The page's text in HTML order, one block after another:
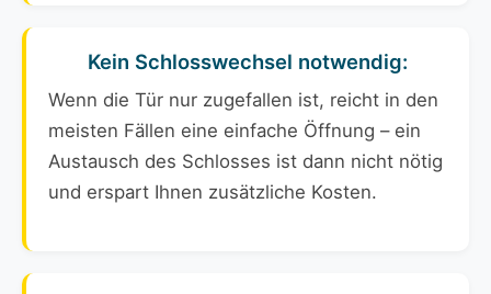
Kein Schlosswechsel notwendig:
Wenn die Tür nur zugefallen ist, reicht in den
meisten Fällen eine einfache Öffnung – ein
Austausch des Schlosses ist dann nicht nötig
und erspart Ihnen zusätzliche Kosten.